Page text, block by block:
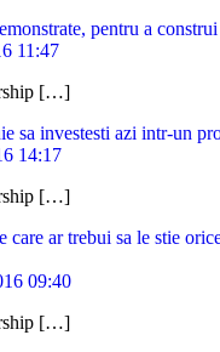
pentru a
11:47
[…]
sa investesti azi intr-un
14:17
[…]
care ar trebui sa le stie
09:40
[…]